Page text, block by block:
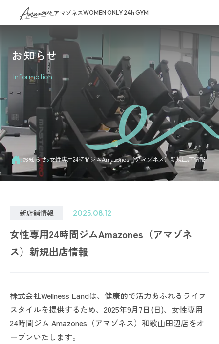
アマゾネスWOMEN ONLY 24h GYM
お知らせ
Information
›お知らせ›女性専用24時間ジムAmazones（アマゾネス）新規出店情報
新店舗情報 2025.08.12
女性専用24時間ジムAmazones（アマゾネ
ス）新規出店情報
株式会社Wellness Landは、健康的で活力あふれるライフ
スタイルを提供するため、2025年9月7日(日)、女性専用
24時間ジム Amazones（アマゾネス）和歌山田辺店をオ
ープンいたします。